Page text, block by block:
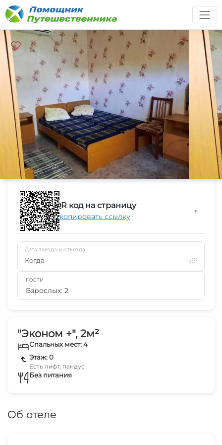
"Эконом +", 2м²
Спальных мест: 4
Этаж: 0
Есть лифт, пандус
Без питания
Об отеле
QR код на страницу
Скопировать ссылку
▼
Дата заезда и отъезда
Когда
ГОСТИ
Взрослых: 2